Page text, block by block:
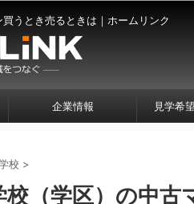
うとき売るときは｜ホームリンク
企業情報 見学希
校 >
校（学区）の中古